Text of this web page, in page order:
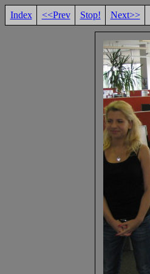
Index <<Prev Stop! Next>>